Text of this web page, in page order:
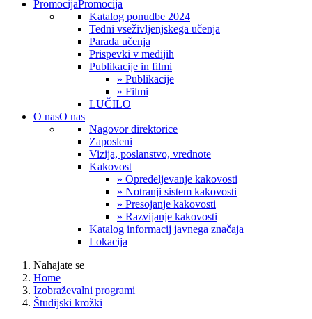
PromocijaPromocija
Katalog ponudbe 2024
Tedni vseživljenjskega učenja
Parada učenja
Prispevki v medijih
Publikacije in filmi
» Publikacije
» Filmi
LUČILO
O nasO nas
Nagovor direktorice
Zaposleni
Vizija, poslanstvo, vrednote
Kakovost
» Opredeljevanje kakovosti
» Notranji sistem kakovosti
» Presojanje kakovosti
» Razvijanje kakovosti
Katalog informacij javnega značaja
Lokacija
Nahajate se
Home
Izobraževalni programi
Študijski krožki